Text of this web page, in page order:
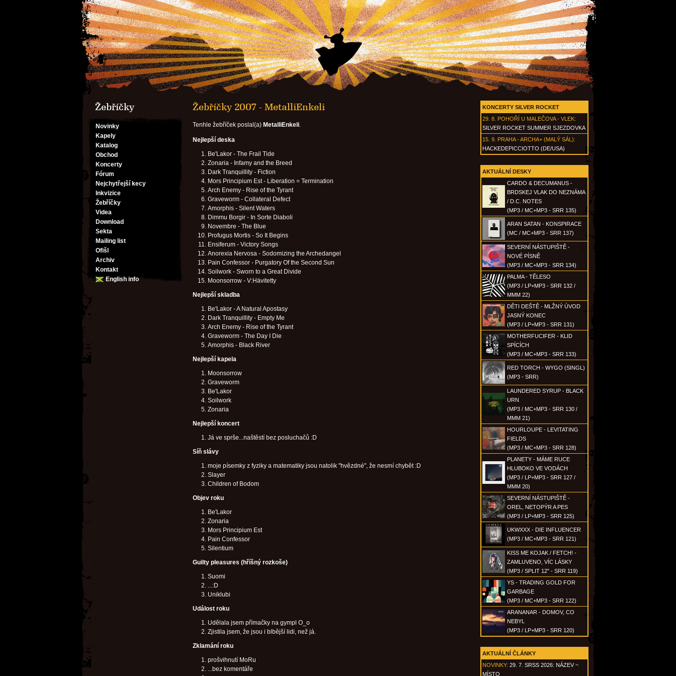
Žebříčky
Novinky
Kapely
Katalog
Obchod
Koncerty
Fórum
Nejchytřejší kecy
Inkvizice
Žebříčky
Videa
Download
Sekta
Mailing list
Ofišl
Archiv
Kontakt
English info
KONCERTY SILVER ROCKET
29. 8. POHOŘÍ U MALEČOVA - VLEK:
SILVER ROCKET SUMMER SJEZDOVKA
15. 9. PRAHA - ARCHA+ (MALÝ SÁL):
HACKEDEPICCIOTTO (DE/USA)
AKTUÁLNÍ DESKY
CARDO & DECUMANUS -
BRDSKEJ VLAK DO NEZNÁMA
/ D.C. NOTES
(MP3 / MC+MP3 - SRR 135)
ARAN SATAN - KONSPIRACE
(MC / MC+MP3 - SRR 137)
SEVERNÍ NÁSTUPIŠTĚ -
NOVÉ PÍSNĚ
(MP3 / MC+MP3 - SRR 134)
PALMA - TĚLESO
(MP3 / LP+MP3 - SRR 132 /
MMM 22)
DĚTI DEŠTĚ - MLŽNÝ ÚVOD
JASNÝ KONEC
(MP3 / LP+MP3 - SRR 131)
MOTHERFUCIFER - KLID
SPÍCÍCH
(MP3 / MC+MP3 - SRR 133)
RED TORCH - WYGO (SINGL)
(MP3 - SRR)
LAUNDERED SYRUP - BLACK
URN
(MP3 / MC+MP3 - SRR 130 /
MMM 21)
HOURLOUPE - LEVITATING
FIELDS
(MP3 / MC+MP3 - SRR 128)
PLANETY - MÁME RUCE
HLUBOKO VE VODÁCH
(MP3 / LP+MP3 - SRR 127 /
MMM 20)
SEVERNÍ NÁSTUPIŠTĚ -
OREL, NETOPÝR A PES
(MP3 / LP+MP3 - SRR 125)
UKWXXX - DIE INFLUENCER
(MP3 / MC+MP3 - SRR 121)
KISS ME KOJAK / FETCH! -
ZAMLUVENO, VÍC LÁSKY
(MP3 / SPLIT 12" - SRR 119)
YS - TRADING GOLD FOR
GARBAGE
(MP3 / MC+MP3 - SRR 122)
ARANANAR - DOMOV, CO
NEBYL
(MP3 / LP+MP3 - SRR 120)
AKTUÁLNÍ ČLÁNKY
NOVINKY: 29. 7. SRSS 2026: NÁZEV ~
MÍSTO
Žebříčky 2007 - MetalliEnkeli
Tenhle žebříček poslal(a) MetalliEnkeli.
Nejlepší deska
Be'Lakor - The Frail Tide
Zonaria - Infamy and the Breed
Dark Tranquillity - Fiction
Mors Principium Est - Liberation = Termination
Arch Enemy - Rise of the Tyrant
Graveworm - Collateral Defect
Amorphis - Silent Waters
Dimmu Borgir - In Sorte Diaboli
Novembre - The Blue
Profugus Mortis - So It Begins
Ensiferum - Victory Songs
Anorexia Nervosa - Sodomizing the Archedangel
Pain Confessor - Purgatory Of the Second Sun
Soilwork - Sworn to a Great Divide
Moonsorrow - V:Hävitetty
Nejlepší skladba
Be'Lakor - A Natural Apostasy
Dark Tranquillity - Empty Me
Arch Enemy - Rise of the Tyrant
Graveworm - The Day I Die
Amorphis - Black River
Nejlepší kapela
Moonsorrow
Graveworm
Be'Lakor
Soilwork
Zonaria
Nejlepší koncert
Já ve sprše...naštěstí bez posluchačů :D
Síň slávy
moje písemky z fyziky a matematiky jsou natolik "hvězdné", že nesmí chybět :D
Slayer
Children of Bodom
Objev roku
Be'Lakor
Zonaria
Mors Principium Est
Pain Confessor
Silentium
Guilty pleasures (hříšný rozkoše)
Suomi
...:D
Uniklubi
Událost roku
Udělala jsem přímačky na gympl O_o
Zjistila jsem, že jsou i blbější lidi, než já.
Zklamání roku
prošvihnutí MoRu
...bez komentáře